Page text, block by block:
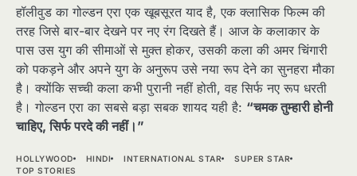
हॉलीवुड का गोल्डन एरा एक खूबसूरत याद है, एक क्लासिक फिल्म की
तरह जिसे बार-बार देखने पर नए रंग दिखते हैं। आज के कलाकार के
पास उस युग की सीमाओं से मुक्त होकर, उसकी कला की अमर चिंगारी
को पकड़ने और अपने युग के अनुरूप उसे नया रूप देने का सुनहरा मौका
है। क्योंकि सच्ची कला कभी पुरानी नहीं होती, वह सिर्फ नए रूप धरती
है। गोल्डन एरा का सबसे बड़ा सबक शायद यही है: “चमक तुम्हारी होनी
चाहिए, सिर्फ परदे की नहीं।”
HOLLYWOOD HINDI INTERNATIONAL STAR
SUPER STAR
TOP STORIES